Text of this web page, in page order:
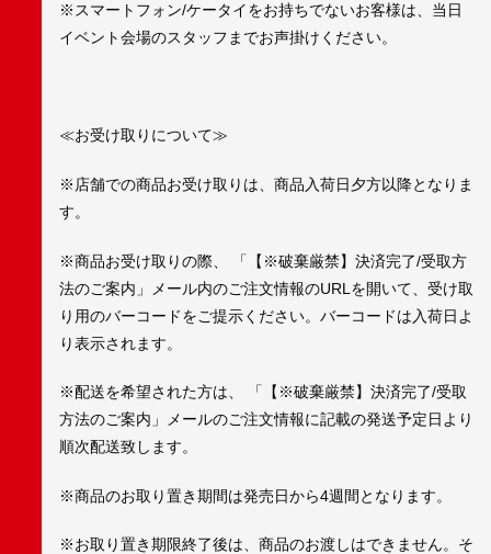
※スマートフォン/ケータイをお持ちでないお客様は、当日
イベント会場のスタッフまでお声掛けください。
≪お受け取りについて≫
※店舗での商品お受け取りは、商品入荷日夕方以降となりま
す。
※商品お受け取りの際、 「【※破棄厳禁】決済完了/受取方
法のご案内」メール内のご注文情報のURLを開いて、受け取
り用のバーコードをご提示ください。バーコードは入荷日よ
り表示されます。
※配送を希望された方は、 「【※破棄厳禁】決済完了/受取
方法のご案内」メールのご注文情報に記載の発送予定日より
順次配送致します。
※商品のお取り置き期間は発売日から4週間となります。
※お取り置き期限終了後は、商品のお渡しはできません。そ